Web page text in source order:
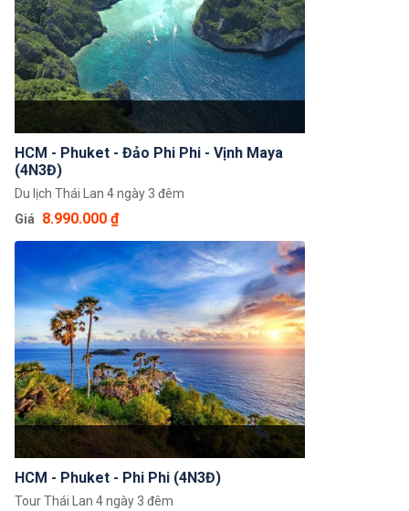
HCM - Phuket - Đảo Phi Phi - Vịnh Maya
(4N3Đ)
Du lịch Thái Lan 4 ngày 3 đêm
Giá
8.990.000 ₫
HCM - Phuket - Phi Phi (4N3Đ)
Tour Thái Lan 4 ngày 3 đêm